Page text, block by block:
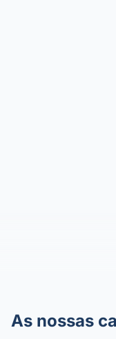
As nossas